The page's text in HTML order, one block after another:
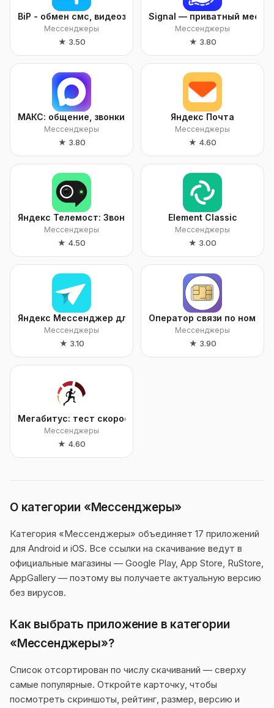
BiP - обмен смс, видеозвонками
Мессенджеры
★ 3.50
Signal — приватный
Мессенджеры
★ 3.80
МАКС: общение, звонки, сервисы
Мессенджеры
★ 3.80
Яндекс Почта
Мессенджеры
★ 4.60
Яндекс Телемост: Звонки и Чаты
Мессенджеры
★ 4.50
Element Classic
Мессенджеры
★ 3.00
Яндекс Мессенджер для бизнеса
Мессенджеры
★ 3.10
Оператор связи по номеру
Мессенджеры
★ 3.90
Мегабитус: тест скорости
Мессенджеры
★ 4.60
О категории «Мессенджеры»
Категория «Мессенджеры» объединяет 17 приложений
для Android и iOS. Все ссылки на скачивание ведут в
официальные магазины — Google Play, App Store, RuStore,
AppGallery — поэтому вы получаете актуальную версию
без вирусов.
Как выбрать приложение в категории
«Мессенджеры»?
Список отсортирован по числу скачиваний — сверху
самые популярные. Откройте карточку, чтобы
посмотреть скриншоты, рейтинг, размер, версию и